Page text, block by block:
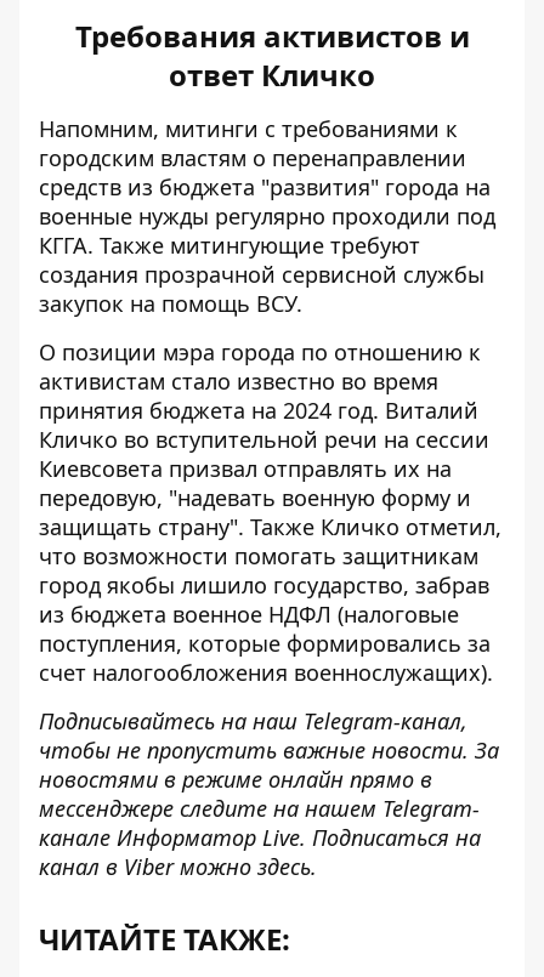
Требования активистов и
ответ Кличко
Напомним, митинги с требованиями к
городским властям о перенаправлении
средств из бюджета "развития" города на
военные нужды регулярно проходили под
КГГА. Также митингующие требуют
создания прозрачной сервисной службы
закупок на помощь ВСУ.
О позиции мэра города по отношению к
активистам стало известно во время
принятия бюджета на 2024 год. Виталий
Кличко во вступительной речи на сессии
Киевсовета призвал отправлять их на
передовую, "надевать военную форму и
защищать страну". Также Кличко отметил,
что возможности помогать защитникам
город якобы лишило государство, забрав
из бюджета военное НДФЛ (налоговые
поступления, которые формировались за
счет налогообложения военнослужащих).
Подписывайтесь на наш Telegram-канал,
чтобы не пропустить важные новости. За
новостями в режиме онлайн прямо в
мессенджере следите на нашем Telegram-
канале Информатор Live. Подписаться на
канал в Viber можно здесь.
ЧИТАЙТЕ ТАКЖЕ: